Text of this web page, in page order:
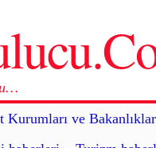
Kurumları ve Bakanlıklar